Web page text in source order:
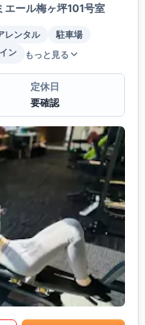
ール梅ヶ坪101号室
レンタル
駐車場
ン もっと見る
定休日
要確認